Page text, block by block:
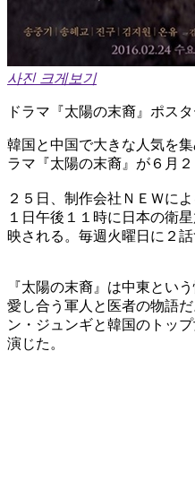
사진 크게보기
ドラマ『太陽の末裔』ポス
韓国と中国で大きな人気を
ラマ『太陽の末裔』が６月
２５日、制作会社ＮＥＷに
１日午後１１時に日本の衛
映される。毎週火曜日に２
『太陽の末裔』は中東とい
愛し合う軍人と医者の物語
ン・ジュンギと韓国のトッ
演じた。